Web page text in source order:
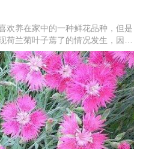
欢养在家中的一种鲜花品种，但是
荷兰菊叶子蔫了的情况发生，因此
只是很多人并没有掌握饲养荷兰菊
因导致荷兰菊叶子蔫了，那么，荷